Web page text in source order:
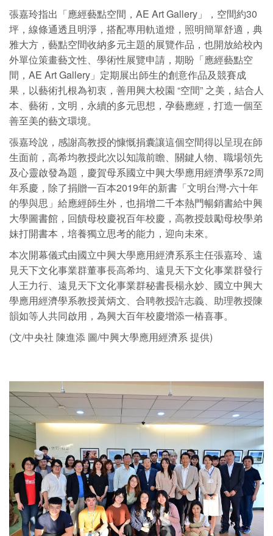
張嘉玲指出「應經藝點空間，AE Art Gallery」，空間約30
坪，線條通透且明淨，搭配專用軌道燈，照明簡單舒適，典
雅大方，藝點空間收納多元主題的展覽作品，也開放給校內
外單位策畫藝文性、學術性展覽申請，期盼「應經藝點空
間，AE Art Gallery」定期展出師生的創意作品及競賽成
果，以藝術扎根為初衷，善用興大校園 “空間” 之美，結合人
本、藝術，文明，永續的多元思想，孕藝應經，打造一個至
善至美的藝文環境。
張嘉玲說，感謝高教授的慷慨捐囊讓這個空間得以呈現在師
生面前，高希均教授此次以知識前瞻、關鍵人物、職場領先
及心靈啟發為題，慶賀母系國立中興大學應用經濟學系72周
年系慶，除了捐贈一百本2019年的新書「文明台灣-六十年
的學與思」給應經師生外，也捐增二千本熱門暢銷書給中興
大學圖書館，回饋母校慶祝百年校慶，高教授鼓勵母校學弟
妹打開書本，培養獨立思考的能力，迎向未來。
本次開幕儀式由國立中興大學應用經濟系系主任張嘉玲、遠
見天下文化事業群董事長高希均、遠見天下文化事業群發行
人王力行、遠見天下文化事業群秘書長楊永妙、國立中興大
學應用經濟學系教授黃炳文、合聘教授許志義、助理教授陳
韻如等人共同啟用，為興大百年校慶增添一樁喜事。
(文/中央社 陳進添 圖/中興大學應用經濟系 提供)